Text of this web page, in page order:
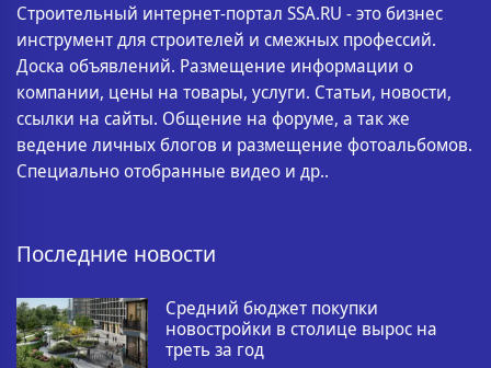
Строительный интернет-портал SSA.RU - это бизнес
инструмент для строителей и смежных профессий.
Доска объявлений. Размещение информации о
компании, цены на товары, услуги. Статьи, новости,
ссылки на сайты. Общение на форуме, а так же
ведение личных блогов и размещение фотоальбомов.
Специально отобранные видео и др..
Последние новости
Средний бюджет покупки
новостройки в столице вырос на
треть за год